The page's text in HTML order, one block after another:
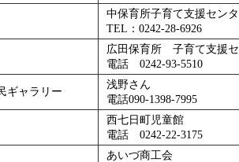
中保育所子育て支援セン
TEL：0242-28-6926
広田保育所 子育て支援
電話 0242-93-5510
ギャラリー
浅野さん
電話090-1398-7995
西七日町児童館
電話 0242-22-3175
あいづ商工会 電